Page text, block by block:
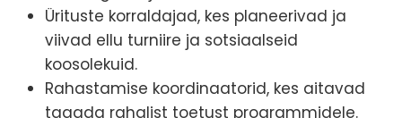
Ürituste korraldajad, kes planeerivad ja
viivad ellu turniire ja sotsiaalseid
koosolekuid.
Rahastamise koordinaatorid, kes aitavad
tagada rahalist toetust programmidele.